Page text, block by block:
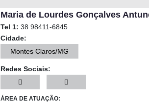
Maria de Lourdes Gonçalves
Tel 1: 38 98411-6845
Cidade:
Montes Claros/MG
Redes Sociais:
ÁREA DE ATUAÇÃO: